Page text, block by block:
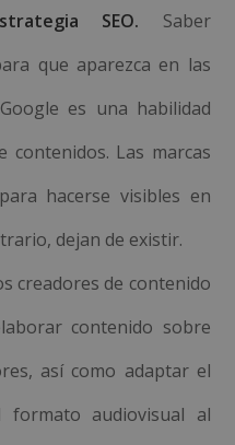
SEO. Saber
que aparezca en las
es una habilidad
contenidos. Las marcas
hacerse visibles en
dejan de existir.
creadores de contenido
contenido sobre
así como adaptar el
audiovisual al